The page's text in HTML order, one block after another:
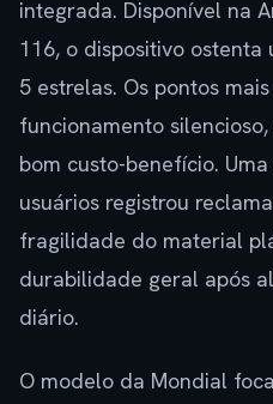
integrada. Disponível na
116, o dispositivo
5 estrelas. Os pontos
funcionamento
bom custo-benefício.
usuários registrou
fragilidade do material
durabilidade geral após
diário.
O modelo da Mondial